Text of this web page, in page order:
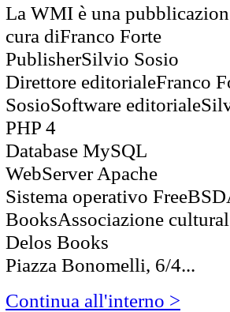
La WMI è una
cura diFranco Forte
PublisherSilvio Sosio
Direttore editorialeFranco
SosioSoftware
PHP 4
Database MySQL
WebServer Apache
Sistema operativo
BooksAssociazione
Delos Books
Piazza Bonomelli, 6/4...
Continua all'interno >